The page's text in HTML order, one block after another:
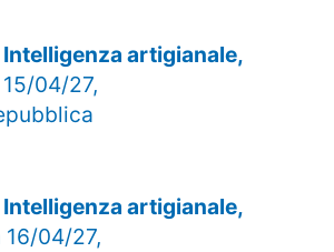
Intelligenza artigianale,
15/04/27,
Intelligenza artigianale,
16/04/27,